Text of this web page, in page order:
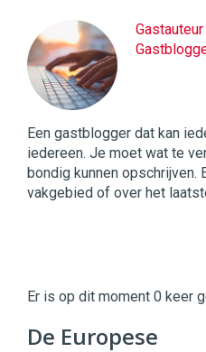
Gastauteur
Een gastblogger dat kan
iedereen. Je moet wat te
bondig kunnen opschrijven.
vakgebied of over het
Commerce https://
9654
Er is op dit moment 0 keer
De Europese